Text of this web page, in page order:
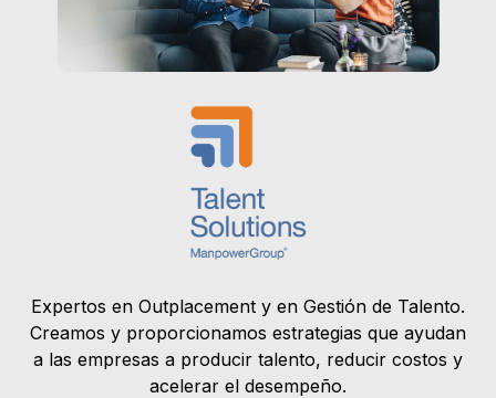
Expertos en Outplacement y en Gestión de Talento.
Creamos y proporcionamos estrategias que ayudan
a las empresas a producir talento, reducir costos y
acelerar el desempeño.